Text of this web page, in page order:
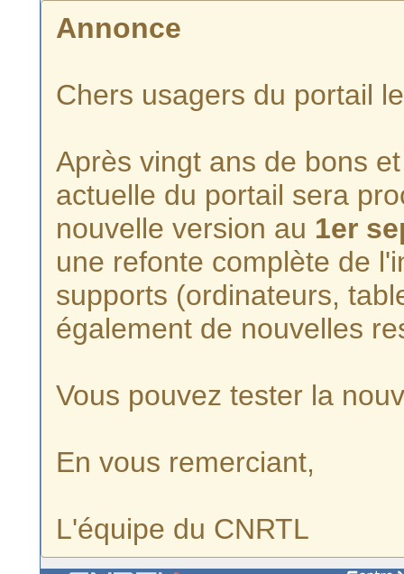
Annonce
Chers usagers du portail
Après vingt ans de bons
actuelle du portail sera
nouvelle version au 1er
une refonte complète de
supports (ordinateurs,
également de nouvelles
Vous pouvez tester la
En vous remerciant,
L'équipe du CNRTL